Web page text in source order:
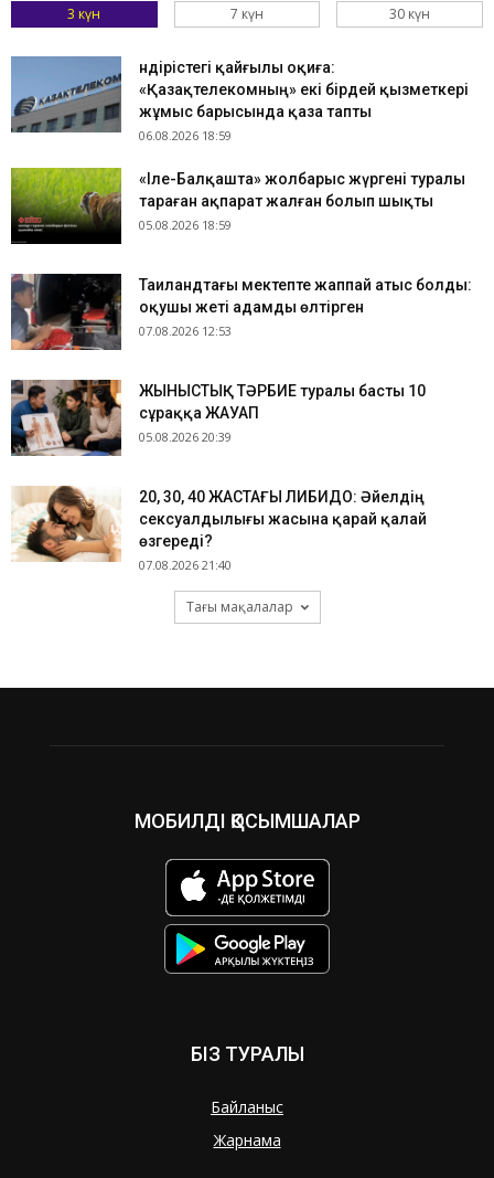
3 күн 7 күн 30 күн
Өндірістегі қайғылы оқиға:
«Қазақтелекомның» екі бірдей қызметкері
жұмыс барысында қаза тапты
06.08.2026 18:59
«Іле-Балқашта» жолбарыс жүргені туралы
тараған ақпарат жалған болып шықты
05.08.2026 18:59
Таиландтағы мектепте жаппай атыс болды:
оқушы жеті адамды өлтірген
07.08.2026 12:53
ЖЫНЫСТЫҚ ТӘРБИЕ туралы басты 10
сұраққа ЖАУАП
05.08.2026 20:39
​20, 30, 40 ЖАСТАҒЫ ЛИБИДО: Әйелдің
сексуалдылығы жасына қарай қалай
өзгереді?
07.08.2026 21:40
Тағы мақалалар
МОБИЛДІ ҚОСЫМШАЛАР
БІЗ ТУРАЛЫ
Байланыс
Жарнама